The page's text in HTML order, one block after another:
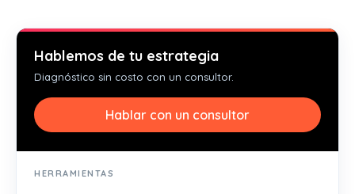
Hablemos de tu estrategia
Diagnóstico sin costo con un consultor.
Hablar con un consultor
HERRAMIENTAS